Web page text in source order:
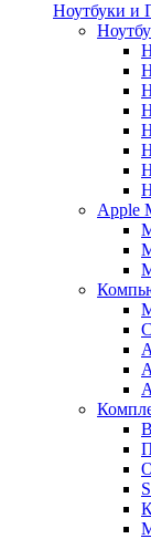
Ноутбуки и
Apple